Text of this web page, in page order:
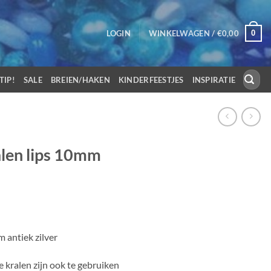
LOGIN WINKELWAGEN /€0,00 0
SALE BREIEN/HAKEN KINDERFEESTJES INSPIRATIE
Zoeken
naar:
lips 10mm
antiek zilver
kralen zijn ook te gebruiken